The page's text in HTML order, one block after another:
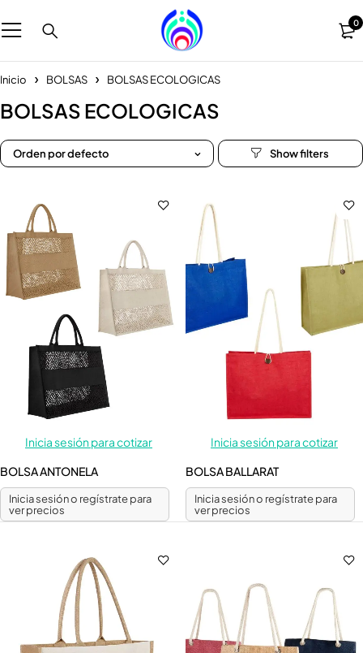
0
Inicio BOLSAS BOLSAS ECOLOGICAS
BOLSAS ECOLOGICAS
Orden por defecto
Inicia sesión para cotizar
BOLSA ANTONELA
Inicia sesión o regístrate para
ver precios
Inicia sesión para cotizar
BOLSA BALLARAT
Inicia sesión o regístrate para
ver precios